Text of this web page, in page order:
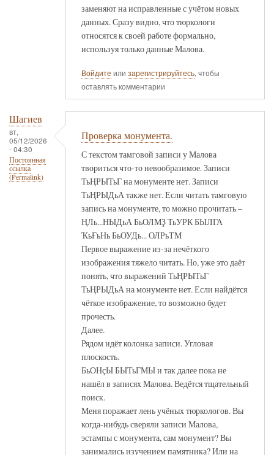
заменяют на исправленные с учётом новых
данных. Сразу видно, что тюркологи
относятся к своей работе формально,
используя только данные Малова.
Войдите или зарегистрируйтесь, чтобы
оставлять комментарии
Шагиев
вт,
05/12/2026
- 04:30
Постоянная
ссылка
(Permalink)
Проверка монумента.
С текстом тамговой записи у Малова
твориться что-то невообразимое. Записи
ТьҢРЫТьГ на монументе нет. Записи
ТьҢРЫДьА также нет. Если читать тамговую
запись на монументе, то можно прочитать –
ҢЛь...НЫДьА БьОЛМҘ ТьУРК БЫЛГА
ҠьҒьНь БьОУДь... ОЛРьТМ
Первое выражение из-за нечёткого
изображения тяжело читать. Но, уже это даёт
понять, что выражений ТьҢРЫТьГ
ТьҢРЫДьА на монументе нет. Если найдётся
чёткое изображение, то возможно будет
прочесть.
Далее.
Рядом идёт колонка записи. Угловая
плоскость.
БьОНҫЫ БЫТьГМЫ и так далее пока не
нашёл в записях Малова. Ведётся тщательный
поиск.
Меня поражает лень учёных тюркологов. Вы
когда-нибудь сверяли записи Малова,
эстампы с монумента, сам монумент? Вы
занимались изучением памятника? Или на